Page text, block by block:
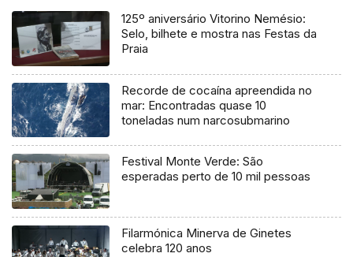
125º aniversário Vitorino Nemésio:
Selo, bilhete e mostra nas Festas da
Praia
Recorde de cocaína apreendida no
mar: Encontradas quase 10
toneladas num narcosubmarino
Festival Monte Verde: São
esperadas perto de 10 mil pessoas
Filarmónica Minerva de Ginetes
celebra 120 anos